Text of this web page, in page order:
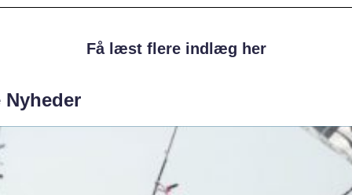
Få læst flere indlæg her
Nyheder